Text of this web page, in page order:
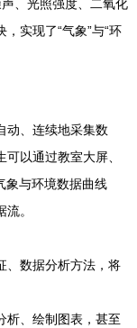
、光照强度、二氧化
实现了“气象”与“环
动、连续地采集数
以通过教室大屏、
象与环境数据曲线
。
、数据分析方法，将
析、绘制图表，甚至